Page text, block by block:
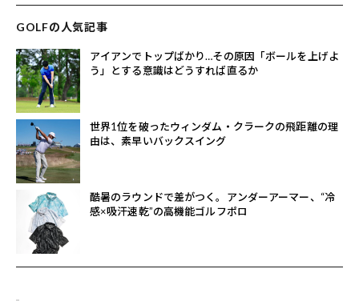
GOLFの人気記事
アイアンでトップばかり…その原因「ボールを上げよ
う」とする意識はどうすれば直るか
世界1位を破ったウィンダム・クラークの飛距離の理
由は、素早いバックスイング
酷暑のラウンドで差がつく。アンダーアーマー、“冷
感×吸汗速乾”の高機能ゴルフポロ